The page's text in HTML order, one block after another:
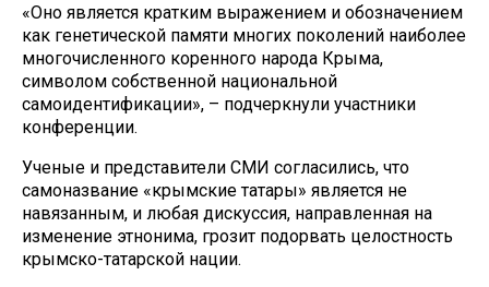
«Оно является кратким выражением и обозначением
как генетической памяти многих поколений наиболее
многочисленного коренного народа Крыма,
символом собственной национальной
самоидентификации», – подчеркнули участники
конференции.
Ученые и представители СМИ согласились, что
самоназвание «крымские татары» является не
навязанным, и любая дискуссия, направленная на
изменение этнонима, грозит подорвать целостность
крымско-татарской нации.